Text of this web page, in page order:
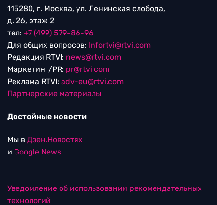
115280, г. Москва, ул. Ленинская слобода,
д. 26, этаж 2
тел: +7 (499) 579-86-96
Для общих вопросов: Infortvi@rtvi.com
Редакция RTVI: news@rtvi.com
Маркетинг/PR: pr@rtvi.com
Реклама RTVI: adv-eu@rtvi.com
Партнерские материалы
Достойные новости
Мы в Дзен.Новостях
и Google.News
Уведомление об использовании рекомендательных
технологий